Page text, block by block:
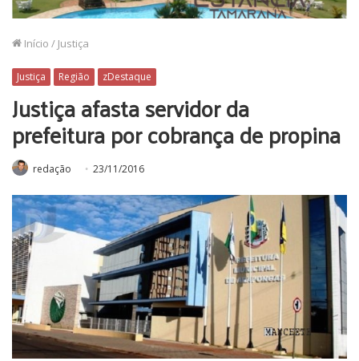
Início / Justiça
Justiça Região zDestaque
Justiça afasta servidor da
prefeitura por cobrança de propina
redação 23/11/2016